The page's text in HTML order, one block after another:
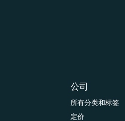
公司
所有分类和标签
定价